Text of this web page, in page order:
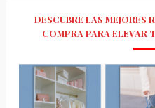
DESCUBRE LAS MEJORES
COMPRA PARA ELEVAR